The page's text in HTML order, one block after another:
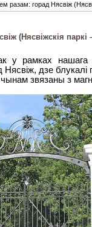
разам: горад Нясвіж
(Нясвіжскія паркі
у рамках нашага
дзе блукалі
звязаны з